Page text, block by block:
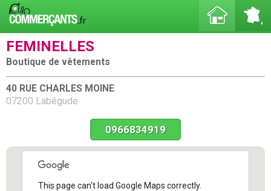
FEMINELLES
Boutique de vêtements
40 RUE CHARLES MOINE
07200 Labégude
0966834919
This page can't load Google Maps correctly.